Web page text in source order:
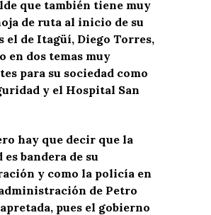
que también tiene muy
de ruta al inicio de su
el de Itagüí, Diego Torres,
en dos temas muy
para su sociedad como
y el Hospital San
hay que decir que la
es bandera de su
y como la policía en
de Petro
pues el gobierno